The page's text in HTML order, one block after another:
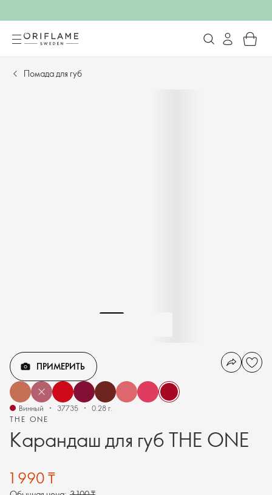
Помада для губ
THE ONE
Карандаш для губ THE ONE
ПРИМЕРИТЬ
Винный 37735 0.28 г.
1 990 ₸